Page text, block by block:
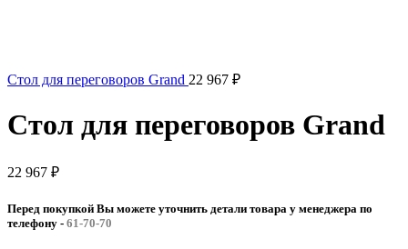
Стол для переговоров Grand 22 967 ₽
Стол для переговоров Grand
22 967 ₽
Перед покупкой Вы можете уточнить детали товара у менеджера по
телефону - 61-70-70